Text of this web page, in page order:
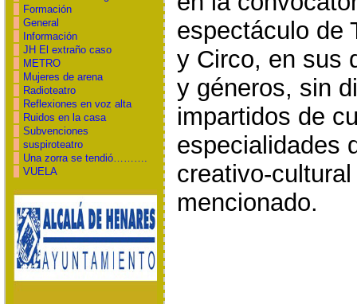
Formación
General
Información
JH El extraño caso
METRO
Mujeres de arena
Radioteatro
Reflexiones en voz alta
Ruidos en la casa
Subvenciones
suspiroteatro
Una zorra se tendió……….
VUELA
espectáculo de
y Circo, en sus
y géneros, sin
impartidos de
especialidades
creativo-
mencionado.